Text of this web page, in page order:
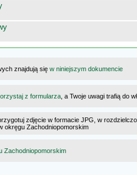
znajdują się w niniejszym dokumencie
z formularza , a Twoje uwagi trafią do
zdjęcie w formacie JPG, w
okręgu Zachodniopomorskim
Zachodniopomorskim